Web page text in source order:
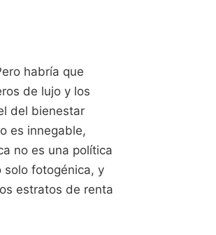
habría que
de lujo y los
del bienestar
es innegable,
no es una política
solo fotogénica, y
estratos de renta